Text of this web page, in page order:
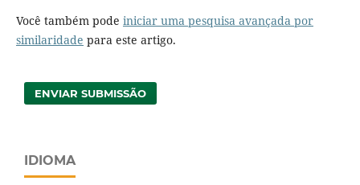
Você também pode iniciar uma pesquisa avançada por
similaridade para este artigo.
ENVIAR SUBMISSÃO
IDIOMA